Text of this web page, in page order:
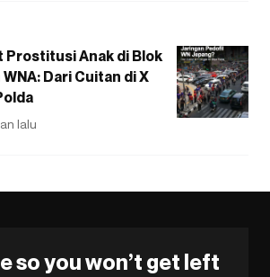
Prostitusi Anak di Blok
Dari Cuitan di X
lalu
so you won’t get left